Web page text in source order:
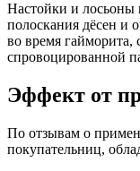
Настойки и лосьоны
полоскания дёсен и
во время гайморита,
спровоцированной
Эффект от
По отзывам о
покупательниц,